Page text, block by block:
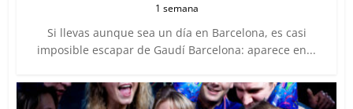
1 semana
Si llevas aunque sea un día en Barcelona, es casi
imposible escapar de Gaudí Barcelona: aparece en...